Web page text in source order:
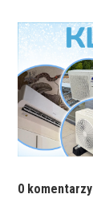
0 komentarzy